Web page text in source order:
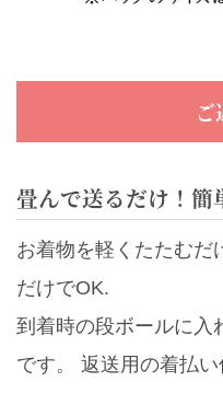
ご
畳んで送るだけ！簡
お着物を軽くたたむだ
だけでOK.
到着時の段ボールに入
です。 返送用の着払い